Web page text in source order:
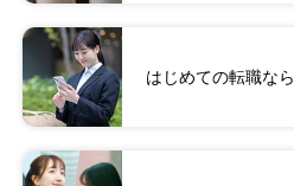
はじめての転職なら